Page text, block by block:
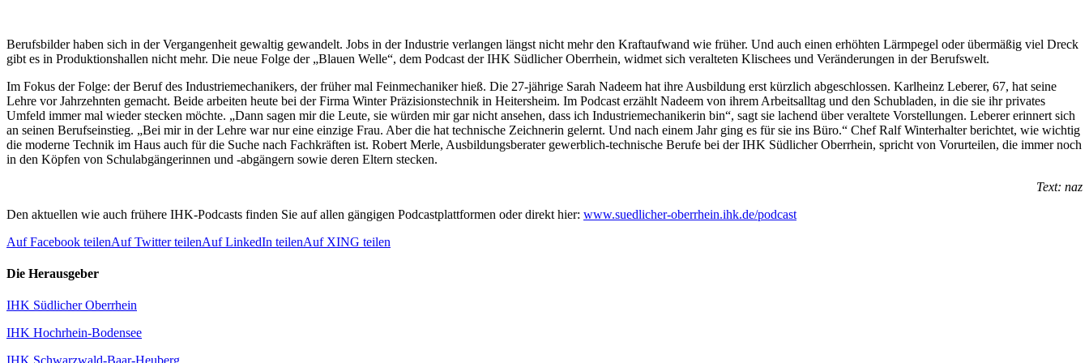
Berufsbilder haben sich in der Vergangenheit gewaltig gewandelt. Jobs in der Industrie verlangen längst nicht mehr den Kraftaufwand wie früher. Und auch einen erhöhten Lärmpegel oder übermäßig viel Dreck
gibt es in Produktionshallen nicht mehr. Die neue Folge der „Blauen Welle“, dem Podcast der IHK Südlicher Oberrhein, widmet sich veralteten Klischees und Veränderungen in der Berufswelt.
Im Fokus der Folge: der Beruf des Industriemechanikers, der früher mal Feinmechaniker hieß. Die 27-jährige Sarah Nadeem hat ihre Ausbildung erst kürzlich abgeschlossen. Karlheinz Leberer, 67, hat seine
Lehre vor Jahrzehnten gemacht. Beide arbeiten heute bei der Firma Winter Präzisionstechnik in Heitersheim. Im Podcast erzählt Nadeem von ihrem Arbeitsalltag und den Schubladen, in die sie ihr privates
Umfeld immer mal wieder stecken möchte. „Dann sagen mir die Leute, sie würden mir gar nicht ansehen, dass ich Industriemechanikerin bin“, sagt sie lachend über veraltete Vorstellungen. Leberer erinnert sich
an seinen Berufseinstieg. „Bei mir in der Lehre war nur eine einzige Frau. Aber die hat technische Zeichnerin gelernt. Und nach einem Jahr ging es für sie ins Büro.“ Chef Ralf Winterhalter berichtet, wie wichtig
die moderne Technik im Haus auch für die Suche nach Fachkräften ist. Robert Merle, Ausbildungsberater gewerblich-technische Berufe bei der IHK Südlicher Oberrhein, spricht von Vorurteilen, die immer noch
in den Köpfen von Schulabgängerinnen und -abgängern sowie deren Eltern stecken.
Text: naz
Den aktuellen wie auch frühere IHK-Podcasts finden Sie auf allen gängigen Podcastplatt­formen oder direkt hier: www.suedlicher-oberrhein.ihk.de/podcast
Auf Facebook teilenAuf Twitter teilenAuf LinkedIn teilenAuf XING teilen
Die Herausgeber
IHK Südlicher Oberrhein
IHK Hochrhein-Bodensee